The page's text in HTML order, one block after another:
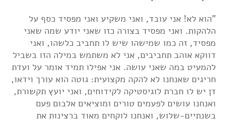
"הוא לא! אני עובד, ואני משקיע ואני מפסיד כסף על
הלהקות. ואני מפסיד בצורה כזו שאני יודע שמה שאני
מפסיד, זה כמו שמישהו שיש לו תחביב כלשהו, ואני
דווקא אוהב תחביבים, אני לא משתמש במילה הזו בשביל
להמעיט במה שאני עושה. אני אפילו תמיד אומר על ועדת
חריגים שאנחנו לא להקה מקצועית: גוטה הוא עורך וידאו,
דן יש לו חברת לוגיסטיקה לקידוחים, ואני יועץ תקשורת,
ואנחנו עושים לפעמים טורים ומוציאים אלבום פעם
בשנתיים-שלוש, ואנחנו לוקחים מאוד ברצינות את